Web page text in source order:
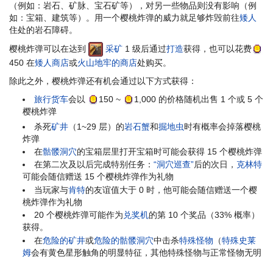
（例如：岩石、矿脉、宝石矿等），对另一些物品则没有影响（例
如：宝箱、建筑等）。用一个樱桃炸弹的威力就足够炸毁前往矮人
住处的岩石障碍。
樱桃炸弹可以在达到
采矿 1 级后通过打造获得，也可以花费
450 在矮人商店或火山地牢的商店处购买。
除此之外，樱桃炸弹还有机会通过以下方式获得：
旅行货车会以 150 ~ 1,000 的价格随机出售 1 个或 5 个
樱桃炸弹
杀死矿井 （1~29 层）的岩石蟹和掘地虫时有概率会掉落樱桃
炸弹
在骷髅洞穴的宝箱层里打开宝箱时可能会获得 15 个樱桃炸弹
在第二次及以后完成特别任务：“洞穴巡查”后的次日，克林特
可能会随信赠送 15 个樱桃炸弹作为礼物
当玩家与肯特的友谊值大于 0 时，他可能会随信赠送一个樱
桃炸弹作为礼物
20 个樱桃炸弹可能作为 兑奖机的第 10 个奖品（33% 概率）
获得。
在危险的矿井或危险的骷髅洞穴中击杀特殊怪物 （特殊史莱
姆会有黄色星形触角的明显特征，其他特殊怪物与正常怪物无明